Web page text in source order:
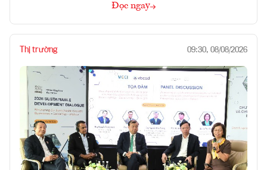
Đọc ngay
Thị trường 09:30, 08/08/2026